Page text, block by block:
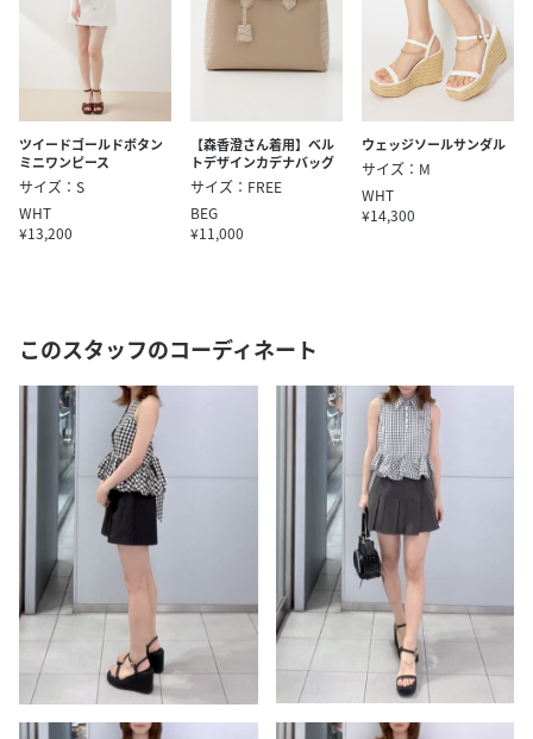
ツイードゴールドボタン
ミニワンピース
サイズ：S
WHT
¥13,200
【森香澄さん着用】ベル
トデザインカデナバッグ
サイズ：FREE
BEG
¥11,000
ウェッジソールサンダル
サイズ：M
WHT
¥14,300
このスタッフのコーディネート